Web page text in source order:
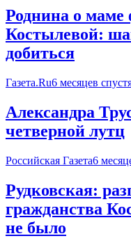
Роднина о маме
Костылевой:
добиться
Газета.Ru6 месяцев
Александра
четверной лутц
Российская Газета6
Рудковская:
гражданства
не было